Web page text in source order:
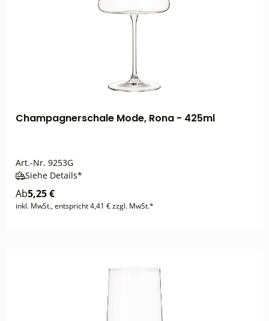
Champagnerschale Mode, Rona - 425ml
Art.-Nr. 9253G
Siehe Details*
Ab5,25 €
inkl. MwSt., entspricht 4,41 € zzgl. MwSt.*